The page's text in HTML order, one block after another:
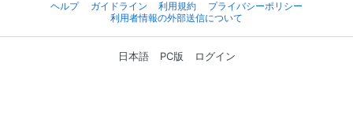
ヘルプ
ガイドライン 利用規約
プライバシーポリシー
利用者情報の外部送信について
日本語 PC版 ログイン